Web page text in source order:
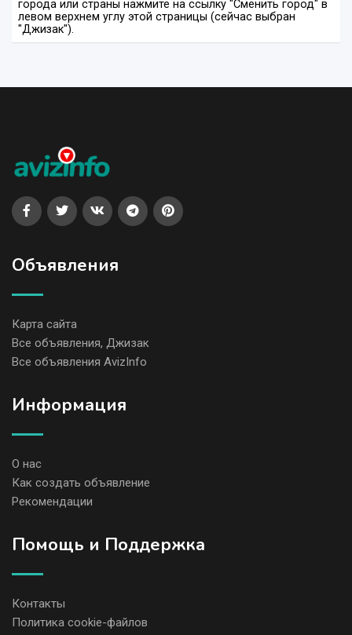
города или страны нажмите на ссылку "Сменить город" в
левом верхнем углу этой страницы (сейчас выбран
"Джизак").
Объявления
Карта сайта
Все объявления, Джизак
Все объявления AvizInfo
Информация
О нас
Как создать объявление
Рекомендации
Помощь и Поддержка
Контакты
Политика cookie-файлов